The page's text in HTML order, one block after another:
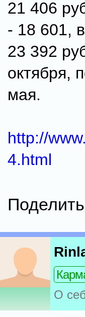
21 406
- 18 601,
23 392
октября,
мая.
http://
4.html
О